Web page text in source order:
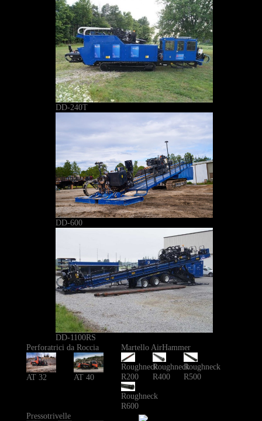
DD-240T
DD-600
DD-1100RS
Perforatrici da Roccia
AT 32 AT 40
Martello AirHammer
Roughneck
R200
Roughneck
R400
Roughneck
R500
Roughneck
R600
Pressotrivelle